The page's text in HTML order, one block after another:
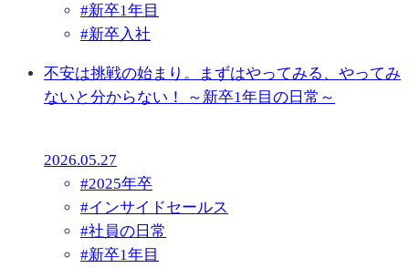
#新卒1年目
#新卒入社
不安は挑戦の始まり。まずはやってみる、やってみ
ないと分からない！ ～新卒1年目の日常～
2026.05.27
#2025年卒
#インサイドセールス
#社員の日常
#新卒1年目